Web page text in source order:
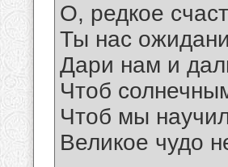
О, редкое
Ты нас
Дари нам и
Чтоб
Чтоб мы
Великое чудо